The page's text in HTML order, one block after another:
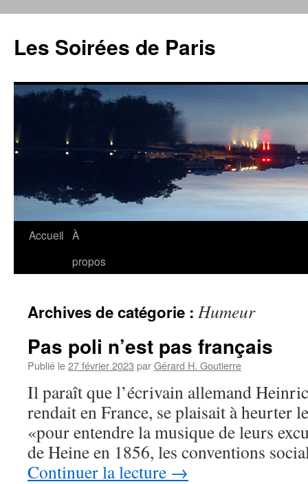
contenu
Les Soirées de Paris
Accueil À
propos
Archives de catégorie : Humeur
Pas poli n’est pas français
Publié le27 février 2023 parGérard H. Goutierre
Il paraît que l’écrivain allemand
rendait en France, se plaisait à heurter
«pour entendre la musique de leurs
de Heine en 1856, les conventions
Continuer la lecture →